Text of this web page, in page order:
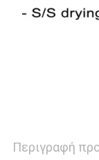
Περιγραφή